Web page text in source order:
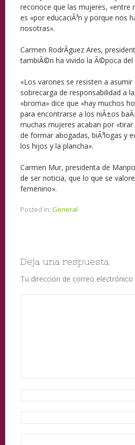
reconoce que las mujeres, «entre
es «por educaciÃ³n y porque nos
nosotras».
Carmen RodrÃ­guez Ares,
tambiÃ©n ha vivido la Ã©poca del
«Los varones se resisten a
sobrecarga de responsabilidad a
«broma» dice que «hay muchos
para encontrarse a los niÃ±os
muchas mujeres acaban por
de formar abogadas, biÃ³logas y
los hijos y la plancha».
Carmen Mur, presidenta de
de ser noticia, que lo que se
femenino».
Posted in: General
Deja una respuesta
Tu dirección de correo electrónico